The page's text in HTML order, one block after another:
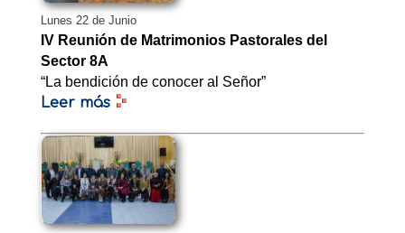
Lunes 22 de Junio
IV Reunión de Matrimonios Pastorales del
Sector 8A
“La bendición de conocer al Señor”
Leer más